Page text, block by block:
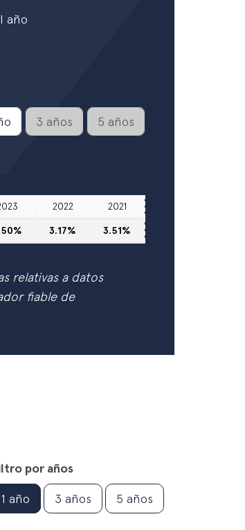
año
3 años 5 años
2022 2021
3.17% 3.51%
relativas a datos
fiable de
por años
1 año 3 años 5 años